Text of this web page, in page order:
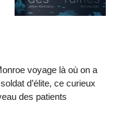
voyage là où on a
d’élite, ce curieux
des patients